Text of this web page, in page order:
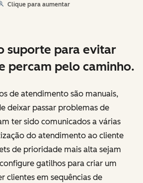
Clique para aumentar
suporte para evitar
percam pelo caminho.
de atendimento são manuais,
deixar passar problemas de
ter sido comunicados a várias
do atendimento ao cliente
de prioridade mais alta sejam
gatilhos para criar um
clientes em sequências de